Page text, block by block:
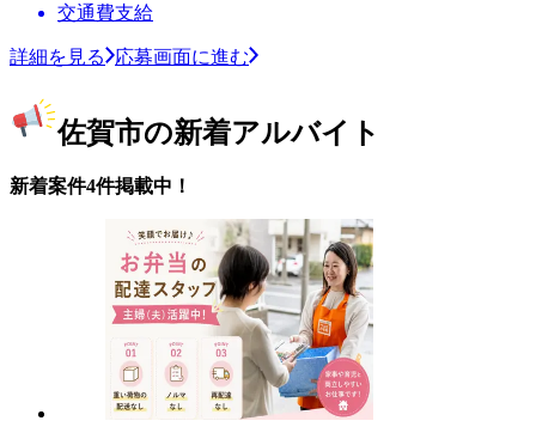
交通費支給
詳細を見る 応募画面に進む
佐賀市の新着アルバイト
新着案件4件掲載中！